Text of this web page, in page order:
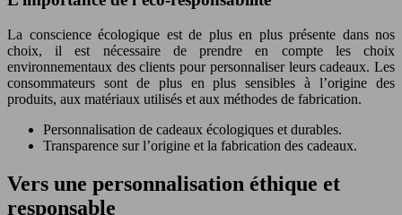
La conscience écologique est de plus en plus présente dans nos
choix, il est nécessaire de prendre en compte les choix
environnementaux des clients pour personnaliser leurs cadeaux. Les
consommateurs sont de plus en plus sensibles à l’origine des
produits, aux matériaux utilisés et aux méthodes de fabrication.
Personnalisation de cadeaux écologiques et durables.
Transparence sur l’origine et la fabrication des cadeaux.
Vers une personnalisation éthique et
responsable